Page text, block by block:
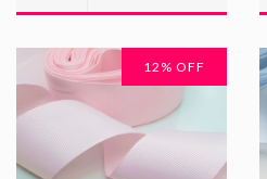
12 % OFF